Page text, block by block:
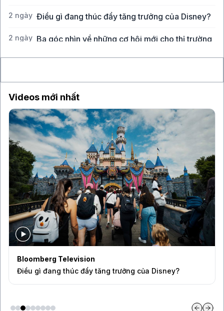
2 ngày Điều gì đang thúc đẩy tăng trưởng của Disney?
2 ngày Ba góc nhìn về những cơ hội mới cho thị trường
Videos mới nhất
Bloomberg Television
Điều gì đang thúc đẩy tăng trưởng của Disney?